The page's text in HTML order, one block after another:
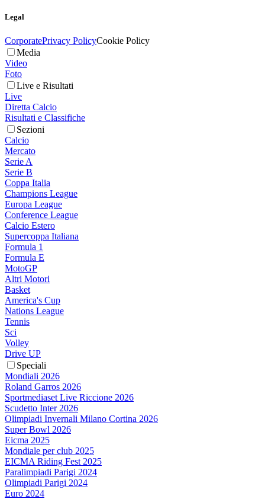
Legal
CorporatePrivacy PolicyCookie Policy
Media
Video
Foto
Live e Risultati
Live
Diretta Calcio
Risultati e Classifiche
Sezioni
Calcio
Mercato
Serie A
Serie B
Coppa Italia
Champions League
Europa League
Conference League
Calcio Estero
Supercoppa Italiana
Formula 1
Formula E
MotoGP
Altri Motori
Basket
America's Cup
Nations League
Tennis
Sci
Volley
Drive UP
Speciali
Mondiali 2026
Roland Garros 2026
Sportmediaset Live Riccione 2026
Scudetto Inter 2026
Olimpiadi Invernali Milano Cortina 2026
Super Bowl 2026
Eicma 2025
Mondiale per club 2025
EICMA Riding Fest 2025
Paralimpiadi Parigi 2024
Olimpiadi Parigi 2024
Euro 2024